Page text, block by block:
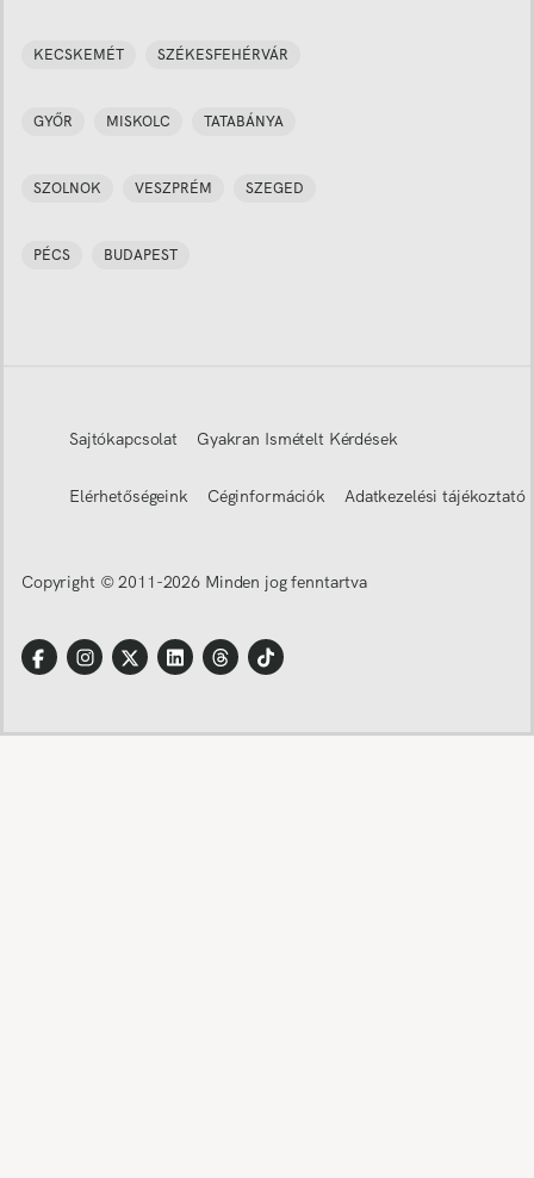
KECSKEMÉT SZÉKESFEHÉRVÁR
GYŐR MISKOLC TATABÁNYA
SZOLNOK VESZPRÉM SZEGED
PÉCS BUDAPEST
Sajtókapcsolat Gyakran Ismételt Kérdések
Elérhetőségeink Céginformációk Adatkezelési tájékoztató
Copyright © 2011-2026 Minden jog fenntartva